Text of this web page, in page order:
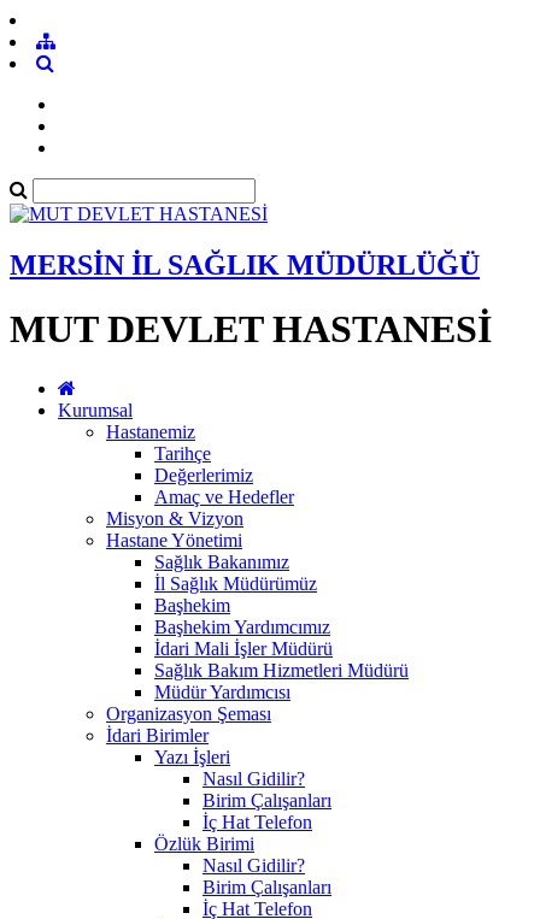
MERSİN İL SAĞLIK MÜDÜRLÜĞÜ
MUT DEVLET HASTANESİ
Kurumsal
Hastanemiz
Tarihçe
Değerlerimiz
Amaç ve Hedefler
Misyon & Vizyon
Hastane Yönetimi
Sağlık Bakanımız
İl Sağlık Müdürümüz
Başhekim
Başhekim Yardımcımız
İdari Mali İşler Müdürü
Sağlık Bakım Hizmetleri Müdürü
Müdür Yardımcısı
Organizasyon Şeması
İdari Birimler
Yazı İşleri
Nasıl Gidilir?
Birim Çalışanları
İç Hat Telefon
Özlük Birimi
Nasıl Gidilir?
Birim Çalışanları
İç Hat Telefon